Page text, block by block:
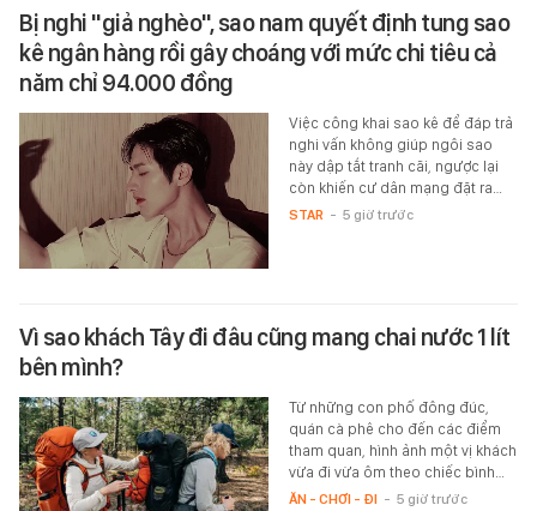
Bị nghi "giả nghèo", sao nam quyết định tung sao
kê ngân hàng rồi gây choáng với mức chi tiêu cả
năm chỉ 94.000 đồng
Việc công khai sao kê để đáp trả
nghi vấn không giúp ngôi sao
này dập tắt tranh cãi, ngược lại
còn khiến cư dân mạng đặt ra…
STAR - 5 giờ trước
Vì sao khách Tây đi đâu cũng mang chai nước 1 lít
bên mình?
Từ những con phố đông đúc,
quán cà phê cho đến các điểm
tham quan, hình ảnh một vị khách
vừa đi vừa ôm theo chiếc bình…
ĂN - CHƠI - ĐI - 5 giờ trước